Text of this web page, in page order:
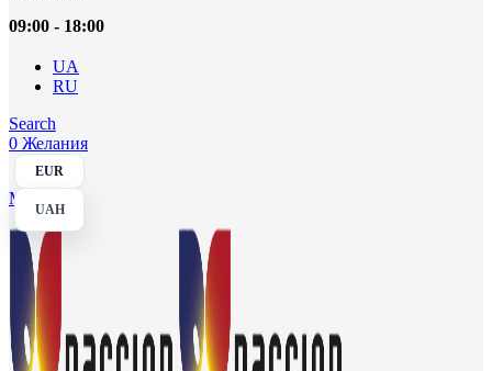
09:00 - 18:00
UA
RU
Search
0 Желания
EUR
UAH
Menu